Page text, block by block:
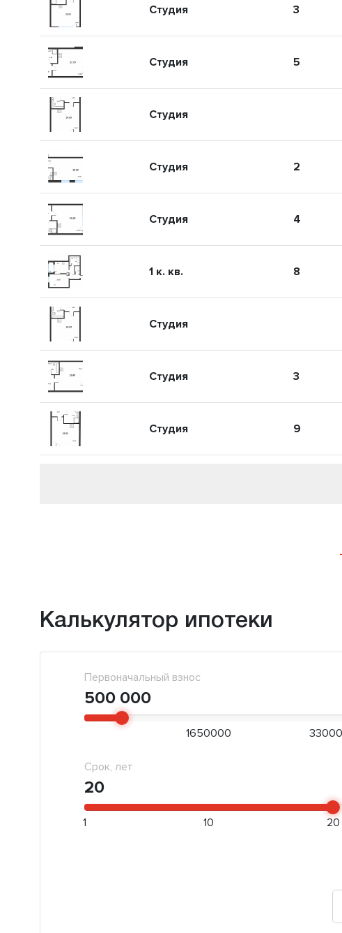
Студия 3
Студия 5
Студия
Студия 2
Студия 4
1 к. кв. 8
Студия
Студия 3
Студия 9
Калькулятор ипотеки
Первоначальный взнос
500 000
1650000
Срок, лет
20
1 10 20